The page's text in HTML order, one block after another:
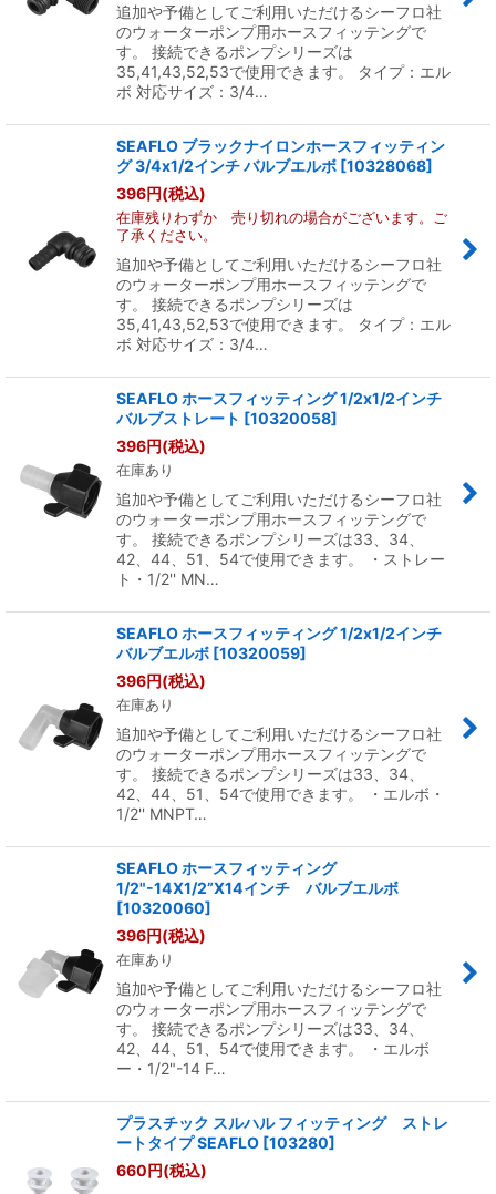
追加や予備としてご利用いただけるシーフロ社
のウォーターポンプ用ホースフィッテングで
す。 接続できるポンプシリーズは
35,41,43,52,53で使用できます。 タイプ：エル
ボ 対応サイズ：3/4…
SEAFLO ブラックナイロンホースフィッティン
グ 3/4x1/2インチ バルブエルボ [10328068]
396円(税込)
在庫残りわずか 売り切れの場合がございます。ご
了承ください。
追加や予備としてご利用いただけるシーフロ社
のウォーターポンプ用ホースフィッテングで
す。 接続できるポンプシリーズは
35,41,43,52,53で使用できます。 タイプ：エル
ボ 対応サイズ：3/4…
SEAFLO ホースフィッティング 1/2x1/2インチ
バルブストレート [10320058]
396円(税込)
在庫あり
追加や予備としてご利用いただけるシーフロ社
のウォーターポンプ用ホースフィッテングで
す。 接続できるポンプシリーズは33、34、
42、44、51、54で使用できます。 ・ストレー
ト・1/2'' MN…
SEAFLO ホースフィッティング 1/2x1/2インチ
バルブエルボ [10320059]
396円(税込)
在庫あり
追加や予備としてご利用いただけるシーフロ社
のウォーターポンプ用ホースフィッテングで
す。 接続できるポンプシリーズは33、34、
42、44、51、54で使用できます。 ・エルボ・
1/2'' MNPT…
SEAFLO ホースフィッティング
1/2"-14X1/2”X14インチ バルブエルボ
[10320060]
396円(税込)
在庫あり
追加や予備としてご利用いただけるシーフロ社
のウォーターポンプ用ホースフィッテングで
す。 接続できるポンプシリーズは33、34、
42、44、51、54で使用できます。 ・エルボ
ー・1/2"-14 F…
プラスチック スルハル フィッティング ストレ
ートタイプ SEAFLO [103280]
660円(税込)